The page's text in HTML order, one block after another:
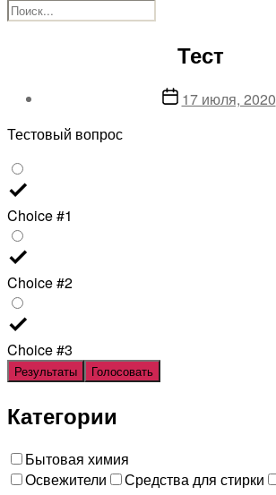
Тест
Дата17 июля, 2020
Тестовый вопрос
Choice #1
Choice #2
Choice #3
Результаты Голосовать
Категории
Бытовая химия
Освежители
Средства для стирки